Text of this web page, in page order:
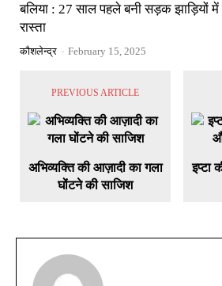
बलिया : 27 साल पहले बनी सड़क झाड़ियों में
रास्ता
कौशलेन्द्र - February 15, 2025
PREVIOUS ARTICLE
अभिव्यक्ति की आज़ादी का गला
घोंटने की साजिश
इप्टा